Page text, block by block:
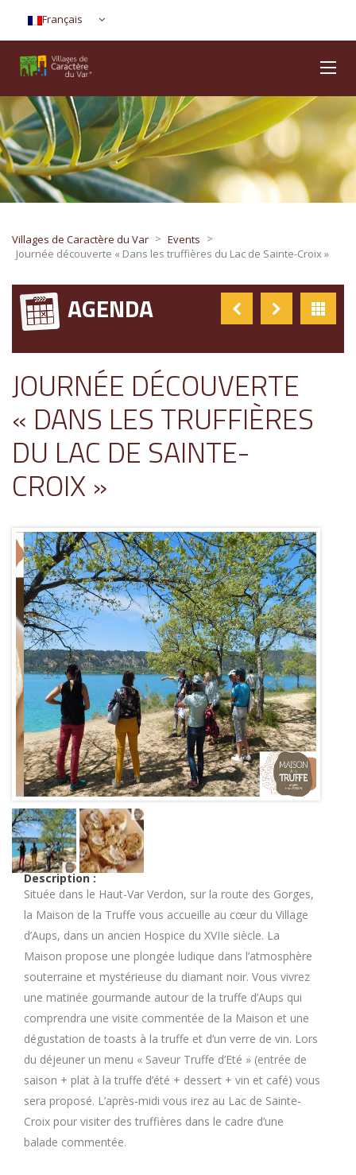
Français
Villages de Caractère du Var > Events >
Journée découverte « Dans les truffières du Lac de Sainte-Croix »
AGENDA
JOURNÉE DÉCOUVERTE
« DANS LES TRUFFIÈRES
DU LAC DE SAINTE-
CROIX »
Description :
Située dans le Haut-Var Verdon, sur la route des Gorges,
la Maison de la Truffe vous accueille au cœur du Village
d’Aups, dans un ancien Hospice du XVIIe siècle. La
Maison propose une plongée ludique dans l’atmosphère
souterraine et mystérieuse du diamant noir. Vous vivrez
une matinée gourmande autour de la truffe d’Aups qui
comprendra une visite commentée de la Maison et une
dégustation de toasts à la truffe et d’un verre de vin. Lors
du déjeuner un menu « Saveur Truffe d’Eté » (entrée de
saison + plat à la truffe d’été + dessert + vin et café) vous
sera proposé. L’après-midi vous irez au Lac de Sainte-
Croix pour visiter des truffières dans le cadre d’une
balade commentée.